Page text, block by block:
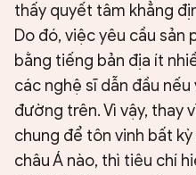
thấy quyết tâm khẳng
Do đó, việc yêu cầu
bằng tiếng bản địa ít
các nghệ sĩ dẫn đầu
đường trên. Vì vậy, thay
chung để tôn vinh bất
châu Á nào, thì tiêu chí